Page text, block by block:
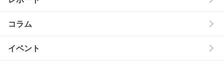
コラム
イベント